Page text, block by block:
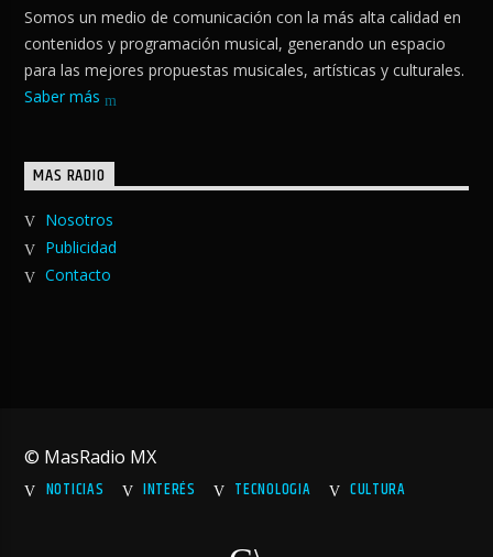
Somos un medio de comunicación con la más alta calidad en
contenidos y programación musical, generando un espacio
para las mejores propuestas musicales, artísticas y culturales.
Saber más
MAS RADIO
Nosotros
Publicidad
Contacto
© MasRadio MX
NOTICIAS
INTERÉS TECNOLOGIA CULTURA